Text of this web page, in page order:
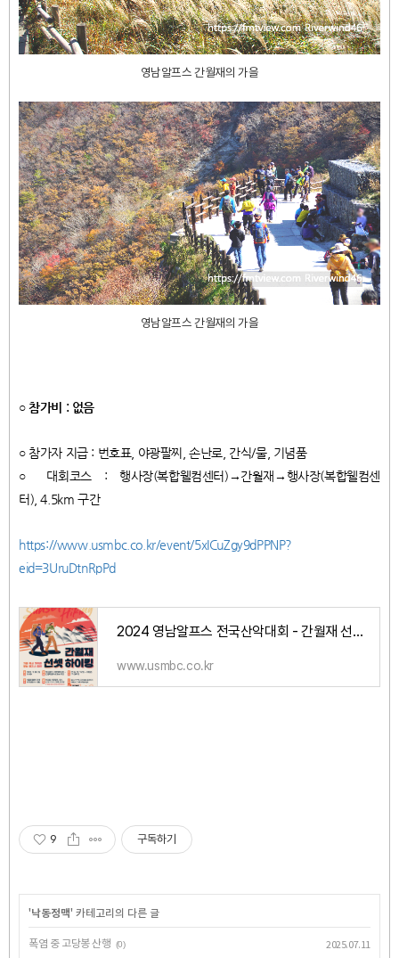
영남알프스 간월재의 가을
영남알프스 간월재의 가을
○ 참가비 : 없음
○ 참가자 지급 : 번호표, 야광팔찌, 손난로, 간식/물, 기념품
○ 대회코스 : 행사장(복합웰컴센터)→간월재→행사장(복합웰컴센
터), 4.5km 구간
https://www.usmbc.co.kr/event/5xICuZgy9dPPNP?
eid=3UruDtnRpPd
2024 영남알프스 전국산악대회 - 간월재 선셋하이킹 참가신청:::::2024 문화행사
www.usmbc.co.kr
9 구독하기
'낙동정맥' 카테고리의 다른 글
폭염 중 고당봉 산행 (0)
2025.07.11